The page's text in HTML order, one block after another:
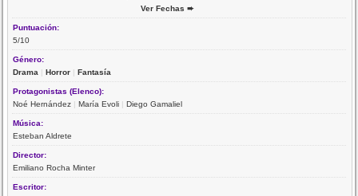
Ver Fechas ➨
Puntuación:
5/10
Género:
Drama |Horror |Fantasía
Protagonistas (Elenco):
Noé Hernández |María Evoli |Diego Gamaliel
Música:
Esteban Aldrete
Director:
Emiliano Rocha Minter
Escritor: